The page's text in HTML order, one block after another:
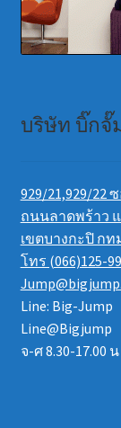
บริษัท บิ๊กจั๊
929/21,929/22
ถนนลาดพร้าว
เขตบางกะปิ กท
โทร (066)125-
Line: Big-Jump
Line@Bigjump
จ-ศ 8.30-17.00 น